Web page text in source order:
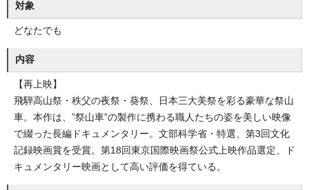
対象
どなたでも
内容
【再上映】
飛騨高山祭・秩父の夜祭・葵祭、日本三大美祭を彩る豪華な祭山
車。本作は、”祭山車”の製作に携わる職人たちの姿を美しい映像
で綴った長編ドキュメンタリー。文部科学省・特選、第3回文化
記録映画賞を受賞。第18回東京国際映画祭公式上映作品選定、ド
キュメンタリー映画として高い評価を得ている。